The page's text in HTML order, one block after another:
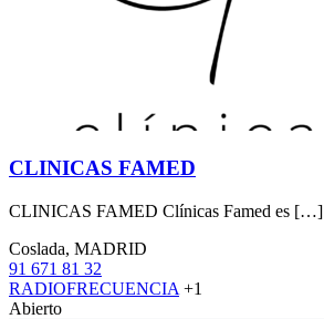
CLINICAS FAMED
CLINICAS FAMED Clínicas Famed es […]
Coslada, MADRID
91 671 81 32
RADIOFRECUENCIA +1
Abierto